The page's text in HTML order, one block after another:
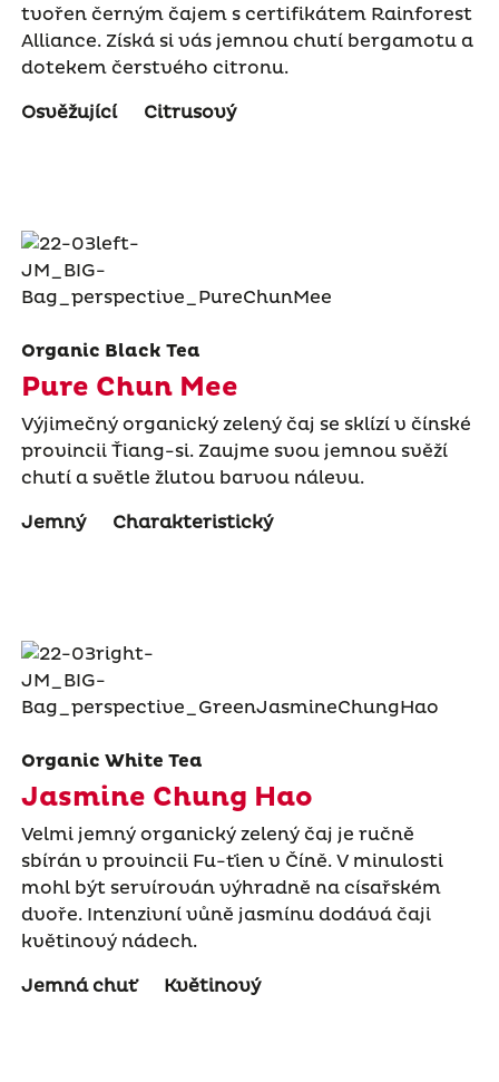
tvořen černým čajem s certifikátem Rainforest
Alliance. Získá si vás jemnou chutí bergamotu a
dotekem čerstvého citronu.
Osvěžující
Citrusový
Organic Black Tea
Pure Chun Mee
Výjimečný organický zelený čaj se sklízí v čínské
provincii Ťiang-si. Zaujme svou jemnou svěží
chutí a světle žlutou barvou nálevu.
Jemný
Charakteristický
Organic White Tea
Jasmine Chung Hao
Velmi jemný organický zelený čaj je ručně
sbírán v provincii Fu-ťien v Číně. V minulosti
mohl být servírován výhradně na císařském
dvoře. Intenzivní vůně jasmínu dodává čaji
květinový nádech.
Jemná chuť
Květinový